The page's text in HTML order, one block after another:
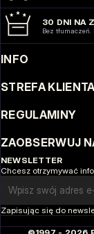
30 DNI NA
Bez
INFO
STREFA KLIENTA
REGULAMINY
ZAOBSERWUJ
NEWSLETTER
Chcesz otrzymywać
Email address
Zapisując się do
©1997 - 2026